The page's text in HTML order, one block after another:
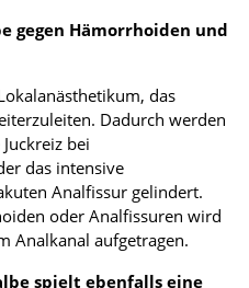
gegen Hämorrhoiden und
das
Dadurch werden
bei
das intensive
Analfissur gelindert.
oder Analfissuren wird
Analkanal aufgetragen.
spielt ebenfalls eine